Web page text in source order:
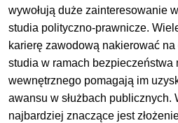
wywołują duże zainteresowanie
studia polityczno-prawnicze.
karierę zawodową nakierować
studia w ramach bezpieczeństwa
wewnętrznego pomagają im
awansu w służbach publicznych.
najbardziej znaczące jest